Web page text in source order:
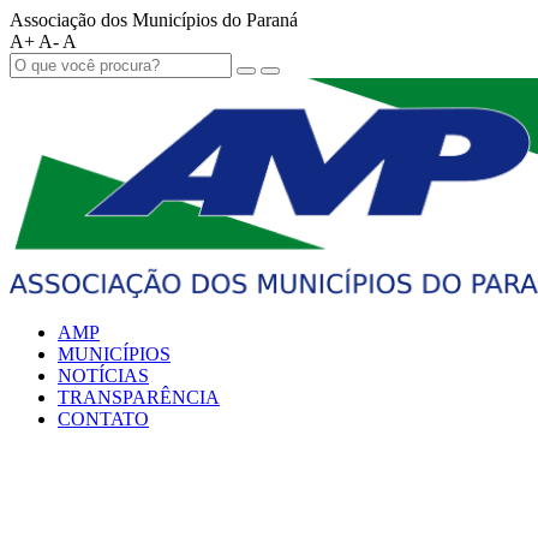
Associação dos Municípios do Paraná
A+ A- A
AMP
MUNICÍPIOS
NOTÍCIAS
TRANSPARÊNCIA
CONTATO